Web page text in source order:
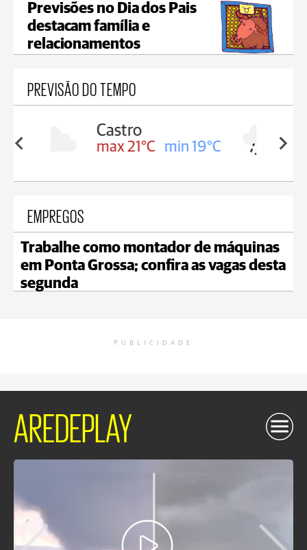
Previsões no Dia dos Pais
destacam família e
relacionamentos
PREVISÃO DO TEMPO
19°C
Carambeí
max 20°C min 19°C
EMPREGOS
Trabalhe como montador de máquinas
em Ponta Grossa; confira as vagas desta
segunda
PUBLICIDADE
AREDEPLAY